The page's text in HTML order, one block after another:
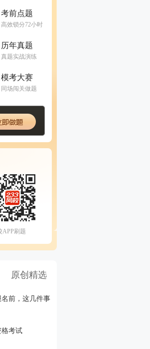
考前点题
高效锁分72小时
历年真题
真题实战演练
模考大赛
同场闯关做题
APP刷题
原创精选
名前，这几件事
格考试